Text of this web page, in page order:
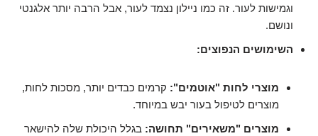
וגמישות לעור. זה כמו ניילון נצמד לעור, אבל הרבה יותר אלגנטי
ונושם.
השימושים הנפוצים:
מוצרי לחות "אוטמים": קרמים כבדים יותר, מסכות לחות,
מוצרים לטיפול בעור יבש במיוחד.
מוצרים "משאירים" תחושה: בגלל היכולת שלה להישאר